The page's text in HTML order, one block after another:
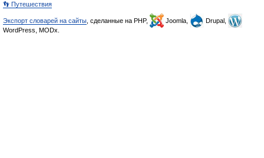
👣 Путешествия
Экспорт словарей на сайты , сделанные на PHP, Joomla,
Drupal,
WordPress, MODx.